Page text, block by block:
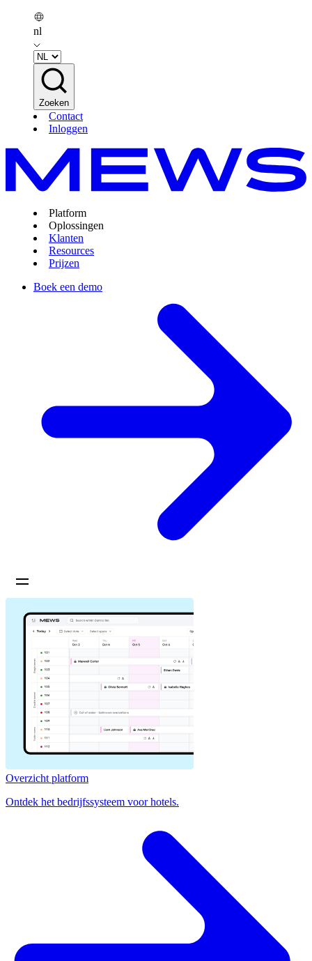
nl
Zoeken
Contact
Inloggen
Platform
Oplossingen
Klanten
Resources
Prijzen
Boek een demo
Overzicht platform
Ontdek het bedrijfssysteem voor hotels.